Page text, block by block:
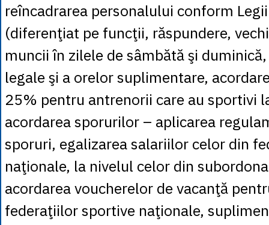
reîncadrarea personalului conform
(diferenţiat pe funcţii, răspundere,
muncii în zilele de sâmbătă şi
legale şi a orelor suplimentare,
25% pentru antrenorii care au sportivi
acordarea sporurilor – aplicarea
sporuri, egalizarea salariilor celor din
naţionale, la nivelul celor din
acordarea voucherelor de vacanţă
federaţiilor sportive naţionale,